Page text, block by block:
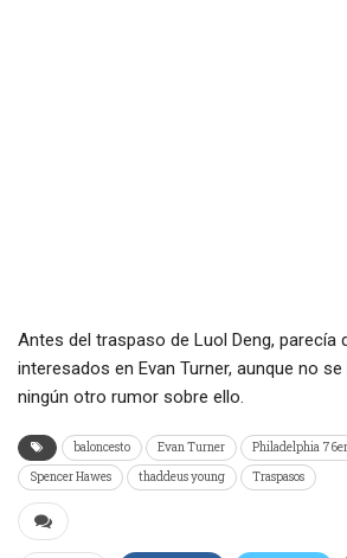
Antes del traspaso de Luol Deng, parecía
interesados en Evan Turner, aunque no
ningún otro rumor sobre ello.
baloncesto Evan Turner Philadelphia
Spencer Hawes
thaddeus young Traspasos